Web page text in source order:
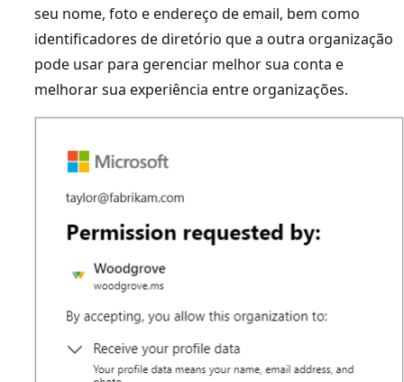
seu nome, foto e endereço de email, bem como
identificadores de diretório que a outra organização
pode usar para gerenciar melhor sua conta e
melhorar sua experiência entre organizações.